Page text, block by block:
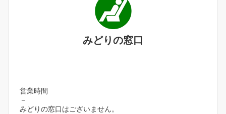
みどりの窓口
営業時間
－
みどりの窓口はございません。